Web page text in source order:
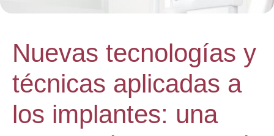
Nuevas tecnologías y
técnicas aplicadas a
los implantes: una